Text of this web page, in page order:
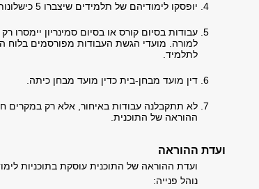
יופסקו לימודיהם של תלמידים שיצברו 5 כישלונות ויותר.
עבודות בסיום קורס או בסיום סמינריון יימסרו
למורה. מועדי הגשת העבודות מפורסמים בלוח
לתלמיד.
דין מועד מבחן-בית כדין מועד מבחן כיתה.
לא תתקבלנה עבודות באיחור, אלא רק במקרים
ההוראה של התוכנית.
ועדת ההוראה
ועדת ההוראה של התוכנית עוסקת בתוכניות
נוהל פנייה: